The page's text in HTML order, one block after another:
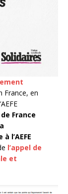
France, en
de France
l’AEFE
l’appel de
et